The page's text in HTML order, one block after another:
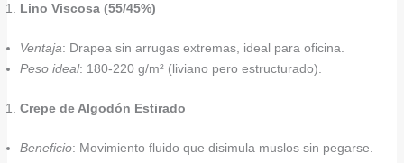
Lino Viscosa (55/45%)
Ventaja: Drapea sin arrugas extremas, ideal para oficina.
Peso ideal: 180-220 g/m² (liviano pero estructurado).
Crepe de Algodón Estirado
Beneficio: Movimiento fluido que disimula muslos sin pegarse.